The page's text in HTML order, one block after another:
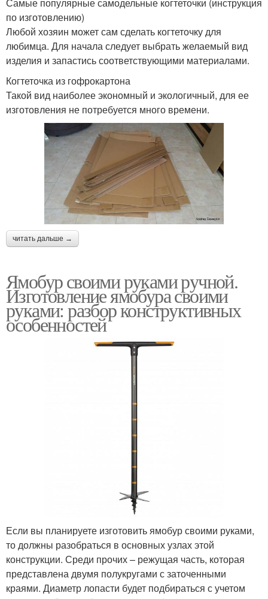
по изготовлению)
Любой хозяин может сам сделать когтеточку для
любимца. Для начала следует выбрать желаемый вид
изделия и запастись соответствующими материалами.
Когтеточка из гофрокартона
Такой вид наиболее экономный и экологичный, для ее
изготовления не потребуется много времени.
читать дальше →
Ямобур своими руками ручной.
Изготовление ямобура своими
руками: разбор конструктивных
особенностей
Если вы планируете изготовить ямобур своими руками,
то должны разобраться в основных узлах этой
конструкции. Среди прочих – режущая часть, которая
представлена двумя полукругами с заточенными
краями. Диаметр лопасти будет подбираться с учетом